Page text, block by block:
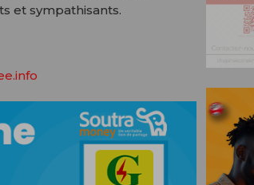
et sympathisants.